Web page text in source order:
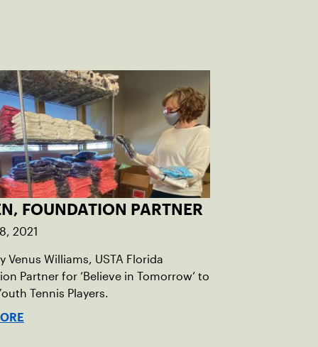
FOUNDATION PARTNER
2021
Venus Williams, USTA Florida
Partner for ‘Believe in Tomorrow’ to
Tennis Players.